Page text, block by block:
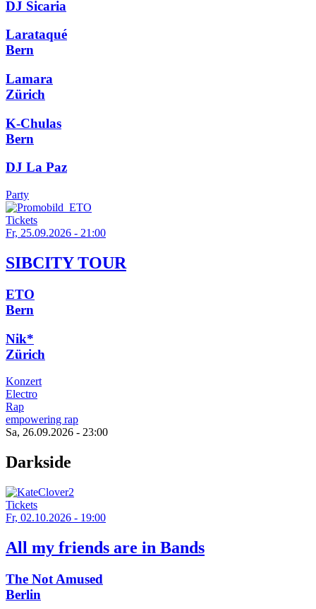
DJ Sicaria
Larataqué
Bern
Lamara
Zürich
K-Chulas
Bern
DJ La Paz
Party
Tickets
Fr, 25.09.2026 - 21:00
SIBCITY TOUR
ETO
Bern
Nik*
Zürich
Konzert
Electro
Rap
empowering rap
Sa, 26.09.2026 - 23:00
Darkside
Tickets
Fr, 02.10.2026 - 19:00
All my friends are in Bands
The Not Amused
Berlin